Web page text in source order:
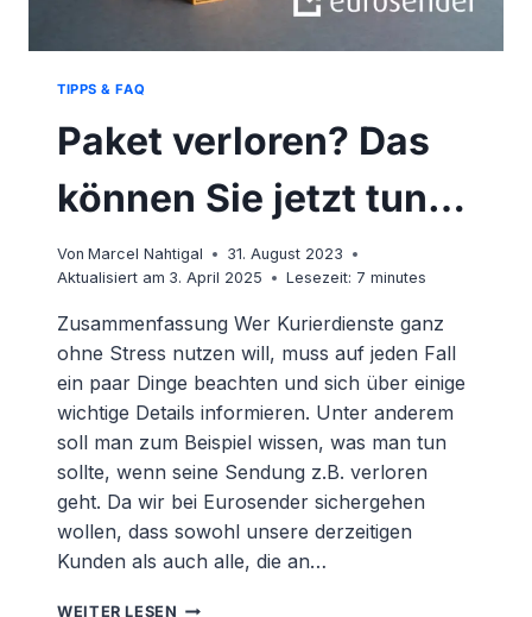
TIPPS & FAQ
Paket verloren? Das
können Sie jetzt tun…
Von Marcel Nahtigal
31. August 2023
Aktualisiert am 3. April 2025 Lesezeit: 7minutes
Zusammenfassung Wer Kurierdienste ganz
ohne Stress nutzen will, muss auf jeden Fall
ein paar Dinge beachten und sich über einige
wichtige Details informieren. Unter anderem
soll man zum Beispiel wissen, was man tun
sollte, wenn seine Sendung z.B. verloren
geht. Da wir bei Eurosender sichergehen
wollen, dass sowohl unsere derzeitigen
Kunden als auch alle, die an…
WEITER LESEN PAKET